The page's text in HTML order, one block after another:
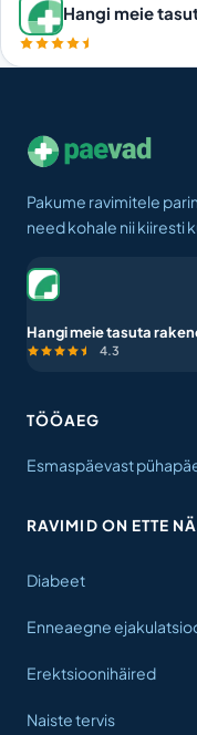
Hangi meie
Pakume ravimitele
need kohale nii kiiresti
Hangi meie tasuta
4.3
TÖÖAEG
Esmaspäevast
RAVIMID ON ETTE
Diabeet
Enneaegne
Erektsioonihäired
Naiste tervis